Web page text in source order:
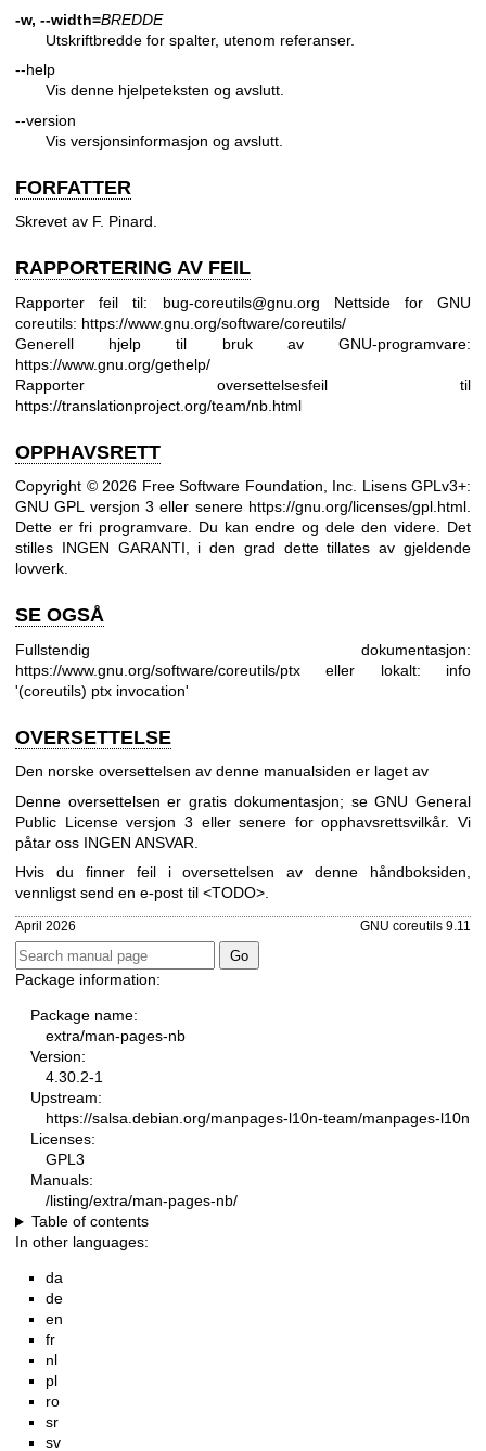
-w, --width=BREDDE
Utskriftbredde for spalter, utenom referanser.
--help
Vis denne hjelpeteksten og avslutt.
--version
Vis versjonsinformasjon og avslutt.
FORFATTER
Skrevet av F. Pinard.
RAPPORTERING AV FEIL
Rapporter feil til: bug-coreutils@gnu.org Nettside for GNU
coreutils: https://www.gnu.org/software/coreutils/
Generell hjelp til bruk av GNU-programvare:
https://www.gnu.org/gethelp/
Rapporter oversettelsesfeil til
https://translationproject.org/team/nb.html
OPPHAVSRETT
Copyright © 2026 Free Software Foundation, Inc. Lisens GPLv3+:
GNU GPL versjon 3 eller senere https://gnu.org/licenses/gpl.html.
Dette er fri programvare. Du kan endre og dele den videre. Det
stilles INGEN GARANTI, i den grad dette tillates av gjeldende
lovverk.
SE OGSÅ
Fullstendig dokumentasjon:
https://www.gnu.org/software/coreutils/ptx
eller lokalt: info
'(coreutils) ptx invocation'
OVERSETTELSE
Den norske oversettelsen av denne manualsiden er laget av
Denne oversettelsen er gratis dokumentasjon; seGNU General
Public License versjon 3 eller senere for opphavsrettsvilkår. Vi
påtar oss INGEN ANSVAR.
Hvis du finner feil i oversettelsen av denne håndboksiden,
vennligst send en e-post til <TODO>.
April 2026 GNU coreutils 9.11
Package information:
Package name:
extra/man-pages-nb
Version:
4.30.2-1
Upstream:
https://salsa.debian.org/manpages-l10n-team/manpages-l10n
Licenses:
GPL3
Manuals:
/listing/extra/man-pages-nb/
Table of contents
In other languages:
da
de
en
fr
nl
pl
ro
sr
sv